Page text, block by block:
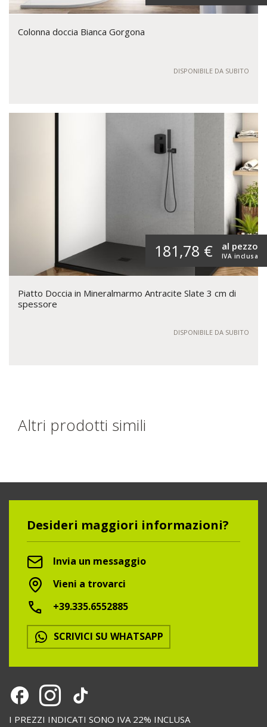
Colonna doccia Bianca Gorgona
DISPONIBILE DA SUBITO
181,78 € IVA inclusa
al pezzo
Piatto Doccia in Mineralmarmo Antracite Slate 3 cm di
spessore
DISPONIBILE DA SUBITO
Altri prodotti simili
Desideri maggiori informazioni?
Invia un messaggio
Vieni a trovarci
+39.335.6552885
SCRIVICI SU WHATSAPP
I PREZZI INDICATI SONO IVA 22% INCLUSA